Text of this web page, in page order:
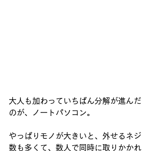
大人も加わっていちばん分解が進んだ
のが、ノートパソコン。
やっぱりモノが大きいと、外せるネジ
数も多くて、数人で同時に取りかかれ